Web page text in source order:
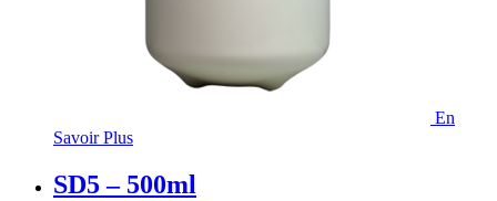
En
Savoir Plus
SD5 – 500ml